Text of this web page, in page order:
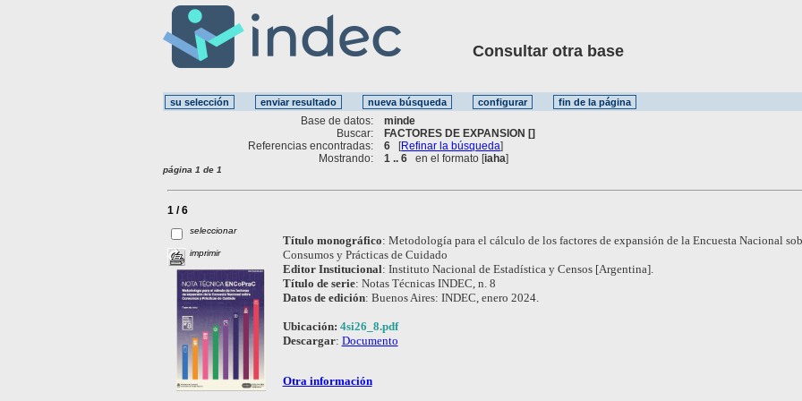
Consultar otra base
Base de datos:
minde
Buscar:
FACTORES DE EXPANSION []
Referencias encontradas:
6 [Refinar la búsqueda]
Mostrando:
1 .. 6 en el formato [iaha]
página 1 de 1
1 / 6
seleccionar
imprimir
Título monográfico: Metodología para el cálculo de los factores de expansión de la Encuesta Nacional
Consumos y Prácticas de Cuidado
Editor Institucional: Instituto Nacional de Estadística y Censos [Argentina].
Título de serie: Notas Técnicas INDEC, n. 8
Datos de edición: Buenos Aires: INDEC, enero 2024.
Ubicación: 4si26_8.pdf
Descargar: Documento
Otra información